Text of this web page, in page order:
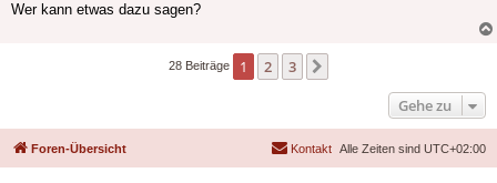
Wer kann etwas dazu sagen?
28 Beiträge 1 2 3
Gehe zu
Foren-Übersicht Alle Zeiten sind UTC+02:00
Kontakt